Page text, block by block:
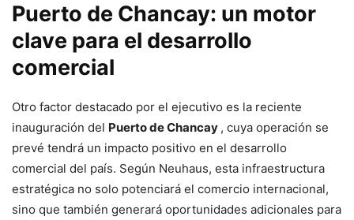
Puerto de Chancay: un motor
clave para el desarrollo
comercial
Otro factor destacado por el ejecutivo es la reciente
inauguración del Puerto de Chancay , cuya operación se
prevé tendrá un impacto positivo en el desarrollo
comercial del país. Según Neuhaus, esta infraestructura
estratégica no solo potenciará el comercio internacional,
sino que también generará oportunidades adicionales para